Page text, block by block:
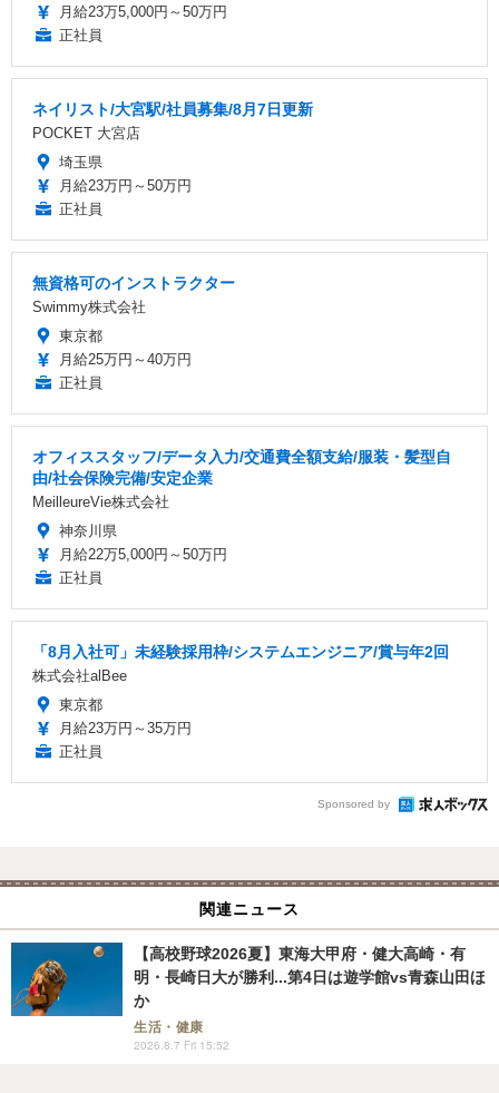
月給23万5,000円～50万円
正社員
ネイリスト/大宮駅/社員募集/8月7日更新
POCKET 大宮店
埼玉県
月給23万円～50万円
正社員
無資格可のインストラクター
Swimmy株式会社
東京都
月給25万円～40万円
正社員
オフィススタッフ/データ入力/交通費全額支給/服装・髪型自
由/社会保険完備/安定企業
MeilleureVie株式会社
神奈川県
月給22万5,000円～50万円
正社員
「8月入社可」未経験採用枠/システムエンジニア/賞与年2回
株式会社alBee
東京都
月給23万円～35万円
正社員
Sponsored by
関連ニュース
【高校野球2026夏】東海大甲府・健大高崎・有
明・長崎日大が勝利...第4日は遊学館vs青森山田ほ
か
生活・健康
2026.8.7 Fri 15:52